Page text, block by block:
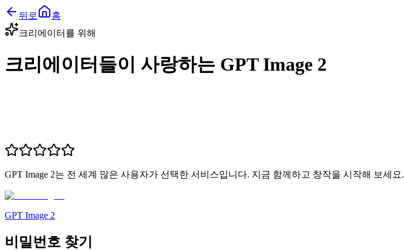
뒤로
홈
크리에이터를 위해
크리에이터들이 사랑하는 GPT Image 2
GPT Image 2는 전 세계 많은 사용자가 선택한 서비스입니다. 지금 함께하고 창작을 시작해 보세요.
GPT Image 2
비밀번호 찾기